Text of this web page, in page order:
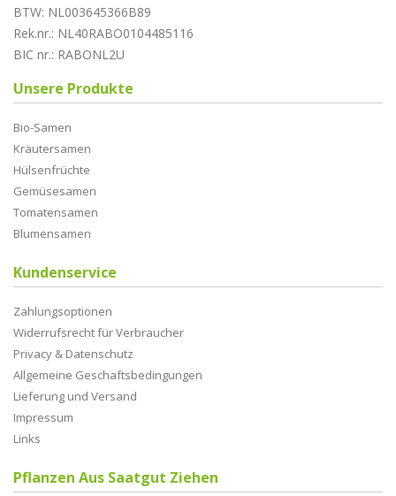
BTW: NL003645366B89
Rek.nr.: NL40RABO0104485116
BIC nr.: RABONL2U
Unsere Produkte
Bio-Samen
Kräutersamen
Hülsenfrüchte
Gemüsesamen
Tomatensamen
Blumensamen
Kundenservice
Zahlungsoptionen
Widerrufsrecht für Verbraucher
Privacy & Datenschutz
Allgemeine Geschaftsbedingungen
Lieferung und Versand
Impressum
Links
Pflanzen Aus Saatgut Ziehen